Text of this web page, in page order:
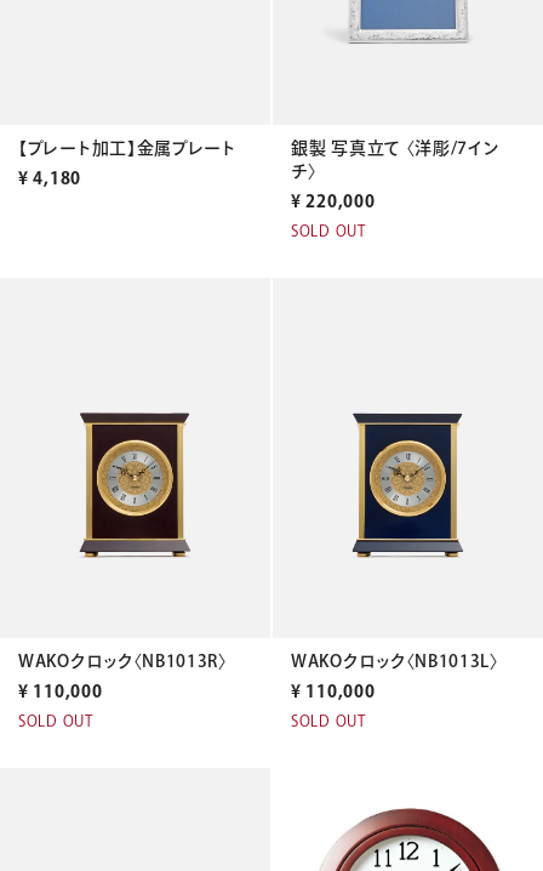
【プレート加工】金属プレート
¥ 4,180
銀製 写真立て 〈洋彫/7イン
チ〉
¥ 220,000
SOLD OUT
WAKOクロック〈NB1013R〉
¥ 110,000
SOLD OUT
WAKOクロック〈NB1013L〉
¥ 110,000
SOLD OUT